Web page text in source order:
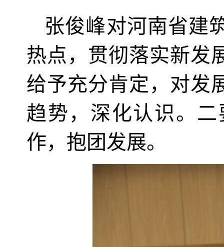
张俊峰对河南省建
热点，贯彻落实新发
给予充分肯定，对发
趋势，深化认识。
作，抱团发展。